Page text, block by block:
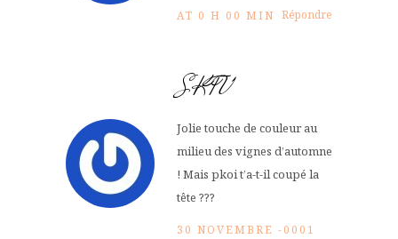
AT 0 H 00 MIN Répondre
SKTV
Jolie touche de couleur au
milieu des vignes d’automne
! Mais pkoi t’a-t-il coupé la
tête ???
30 NOVEMBRE -0001
FLUX INSTA